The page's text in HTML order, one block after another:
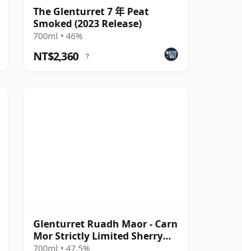
The Glenturret 7 年 Peat
Smoked (2023 Release)
700ml • 46%
NT$2,360 ?
Glenturret Ruadh Maor - Carn
Mor Strictly Limited Sherry
Cask 2012 8 年
700ml • 47.5%